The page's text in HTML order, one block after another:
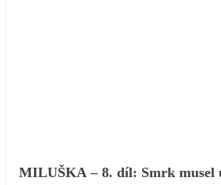
MILUŠKA – 8. díl: Smrk musel